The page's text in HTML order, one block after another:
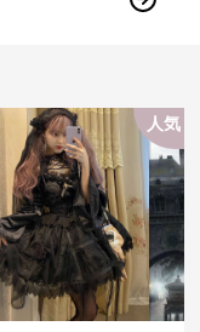
人気